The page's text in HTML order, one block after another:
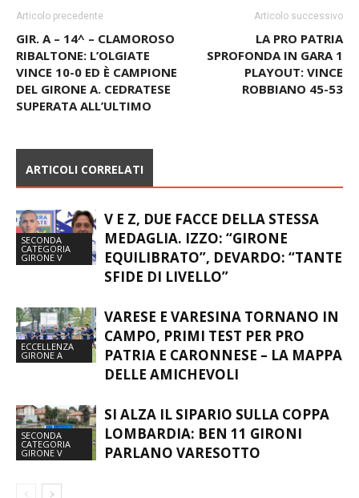
GIR. A – 14^ – CLAMOROSO
RIBALTONE: L’OLGIATE
VINCE 10-0 ED È CAMPIONE
DEL GIRONE A. CEDRATESE
SUPERATA ALL’ULTIMO
LA PRO PATRIA
SPROFONDA IN GARA 1
PLAYOUT: VINCE
ROBBIANO 45-53
SECONDA
CATEGORIA
GIRONE V
MEDAGLIA. IZZO: “GIRONE
EQUILIBRATO”, DEVARDO: “TANTE
SFIDE DI LIVELLO”
ECCELLENZA
GIRONE A
CAMPO, PRIMI TEST PER PRO
PATRIA E CARONNESE – LA MAPPA
DELLE AMICHEVOLI
SECONDA
CATEGORIA
GIRONE V
LOMBARDIA: BEN 11 GIRONI
PARLANO VARESOTTO